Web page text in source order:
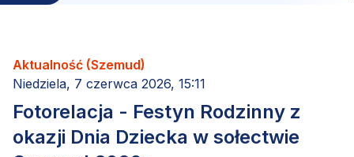
Aktualność (Szemud)
Niedziela, 7 czerwca 2026, 15:11
Fotorelacja - Festyn Rodzinny z
okazji Dnia Dziecka w sołectwie